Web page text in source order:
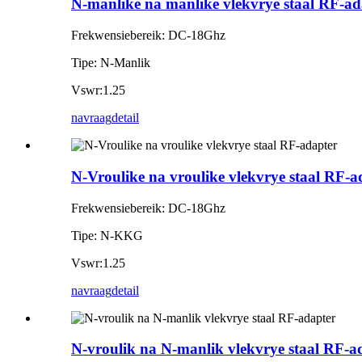
N-manlike na manlike vlekvrye staal RF-
Frekwensiebereik: DC-18Ghz
Tipe: N-Manlik
Vswr:1.25
navraagdetail
N-Vroulike na vroulike vlekvrye staal RF-
Frekwensiebereik: DC-18Ghz
Tipe: N-KKG
Vswr:1.25
navraagdetail
N-vroulik na N-manlik vlekvrye staal RF-